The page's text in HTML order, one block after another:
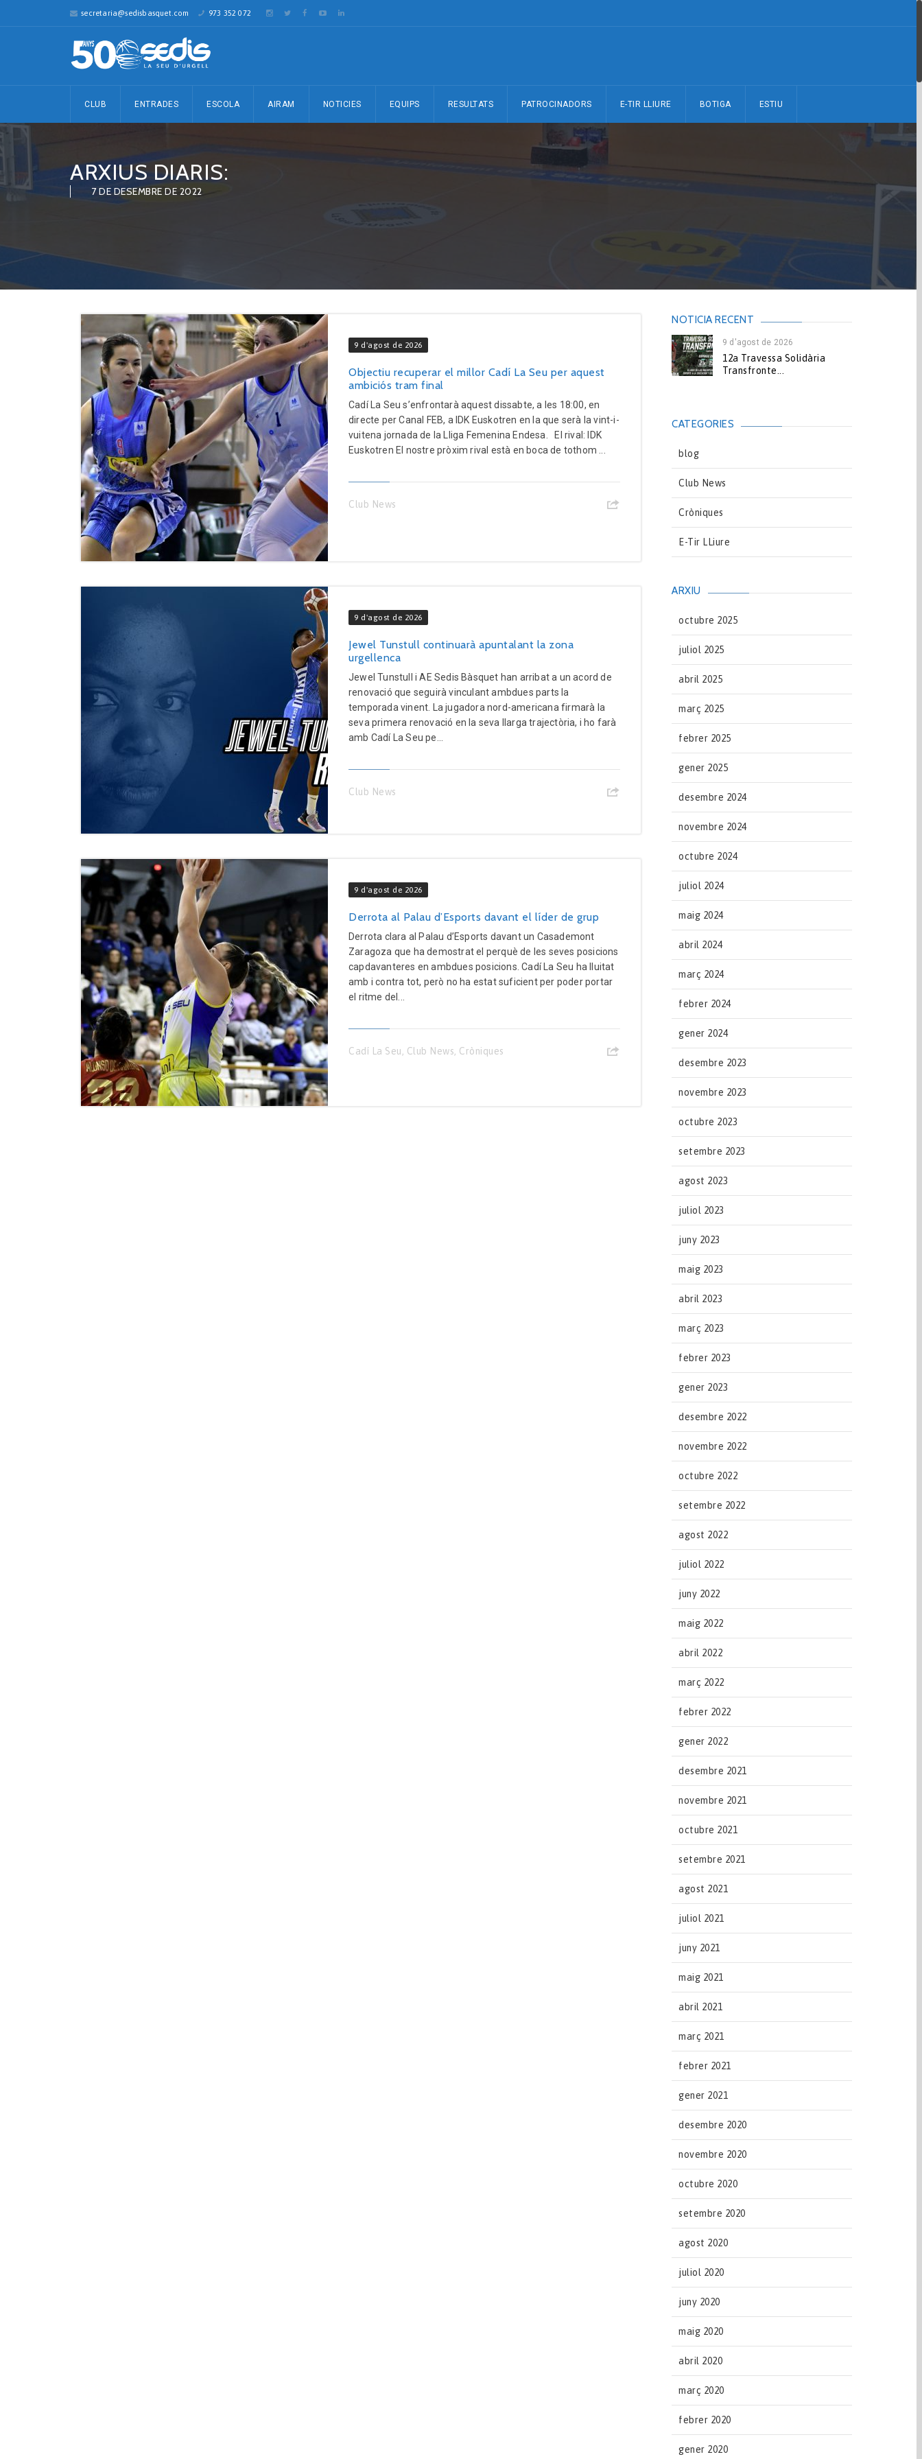
secretaria@sedisbasquet.com 973 352 072
CLUB ENTRADES ESCOLA AIRAM NOTICIES EQUIPS RESULTATS PATROCINADORS E-TIR LLIURE BOTIGA ESTIU
ARXIUS DIARIS:
7 DE DESEMBRE DE 2022
9 d'agost de 2026
Objectiu recuperar el millor Cadí La Seu per aquest
ambiciós tram final
Cadí La Seu s’enfrontarà aquest dissabte, a les 18:00, en
directe per Canal FEB, a IDK Euskotren en la que serà la vint-i-
vuitena jornada de la Lliga Femenina Endesa. El rival: IDK
Euskotren El nostre pròxim rival està en boca de tothom ...
Club News
9 d'agost de 2026
Jewel Tunstull continuarà apuntalant la zona
urgellenca
Jewel Tunstull i AE Sedis Bàsquet han arribat a un acord de
renovació que seguirà vinculant ambdues parts la
temporada vinent. La jugadora nord-americana firmarà la
seva primera renovació en la seva llarga trajectòria, i ho farà
amb Cadí La Seu pe...
Club News
9 d'agost de 2026
Derrota al Palau d’Esports davant el líder de grup
Derrota clara al Palau d’Esports davant un Casademont
Zaragoza que ha demostrat el perquè de les seves posicions
capdavanteres en ambdues posicions. Cadí La Seu ha lluitat
amb i contra tot, però no ha estat suficient per poder portar
el ritme del...
Cadí La Seu Club News Cròniques
NOTICIA RECENT
9 d'agost de 2026
12a Travessa Solidària
Transfronte...
CATEGORIES
blog
Club News
Cròniques
E-Tir LLiure
ARXIU
octubre 2025
juliol 2025
abril 2025
març 2025
febrer 2025
gener 2025
desembre 2024
novembre 2024
octubre 2024
juliol 2024
maig 2024
abril 2024
març 2024
febrer 2024
gener 2024
desembre 2023
novembre 2023
octubre 2023
setembre 2023
agost 2023
juliol 2023
juny 2023
maig 2023
abril 2023
març 2023
febrer 2023
gener 2023
desembre 2022
novembre 2022
octubre 2022
setembre 2022
agost 2022
juliol 2022
juny 2022
maig 2022
abril 2022
març 2022
febrer 2022
gener 2022
desembre 2021
novembre 2021
octubre 2021
setembre 2021
agost 2021
juliol 2021
juny 2021
maig 2021
abril 2021
març 2021
febrer 2021
gener 2021
desembre 2020
novembre 2020
octubre 2020
setembre 2020
agost 2020
juliol 2020
juny 2020
maig 2020
abril 2020
març 2020
febrer 2020
gener 2020